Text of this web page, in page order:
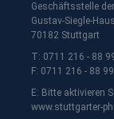
Geschäftsstelle
Gustav-Siegle-
70182 Stuttgart
T: 0711 216 - 88
F: 0711 216 - 88
E: Bitte aktivieren
www.stuttgarter-